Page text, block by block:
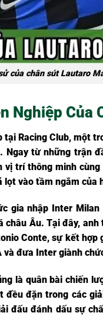
của chân sút Lautaro
Nghiệp Của
Racing Club, một
Ngay từ những trận
trí thông minh
vào tầm ngắm của
gia nhập Inter
châu Âu. Tại đây,
Conte, sự kết
đưa Inter giành
là quân bài chiến
đều đặn trong các
đấu đánh dấu sự